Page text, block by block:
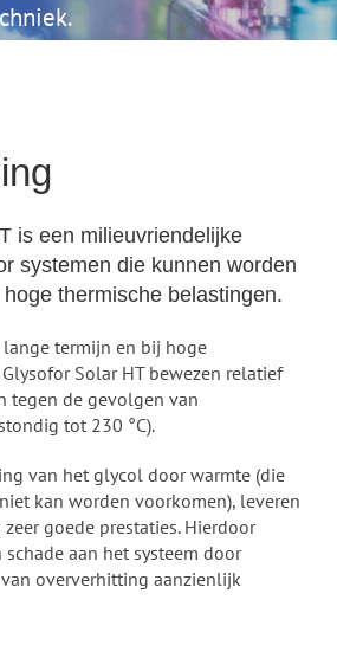
is een milieuvriendelijke
systemen die kunnen worden
thermische belastingen.
termijn en bij hoge
Solar HT bewezen relatief
tegen de gevolgen van
tot 230 °C).
van het glycol door warmte (die
kan worden voorkomen), leveren
goede prestaties. Hierdoor
aan het systeem door
oververhitting aanzienlijk